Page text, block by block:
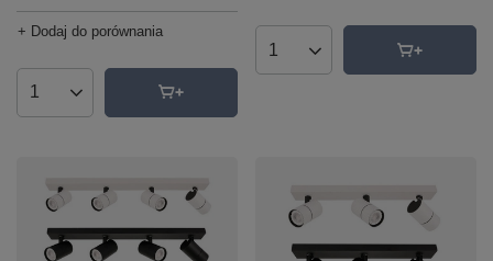
+ Dodaj do porównania
Ilość produktów
Ilość produktów